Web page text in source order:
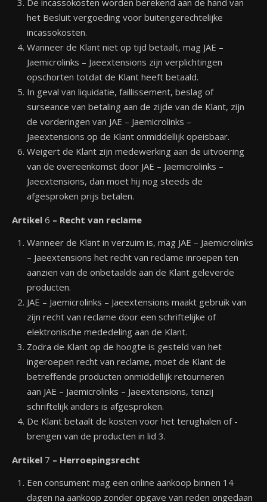
De incassokosten worden berekend aan de hand van
het Besluit vergoeding voor buitengerechtelijke
incassokosten.
Wanneer de Klant niet op tijd betaalt, mag JAE –
Jaemicrolinks – Jaeextensions zijn verplichtingen
opschorten totdat de Klant heeft betaald.
In geval van liquidatie, faillissement, beslag of
surseance van betaling aan de zijde van de Klant, zijn
de vorderingen van JAE – Jaemicrolinks –
Jaeextensions op de Klant onmiddellijk opeisbaar.
Weigert de Klant zijn medewerking aan de uitvoering
van de overeenkomst door JAE – Jaemicrolinks –
Jaeextensions, dan moet hij nog steeds de
afgesproken prijs betalen.
Artikel 6 – Recht van reclame
Wanneer de Klant in verzuim is, mag JAE – Jaemicrolinks
– Jaeextensions het recht van reclame inroepen ten
aanzien van de onbetaalde aan de Klant geleverde
producten.
JAE – Jaemicrolinks – Jaeextensions maakt gebruik van
zijn recht van reclame door een schriftelijke of
elektronische mededeling aan de Klant.
Zodra de Klant op de hoogte is gesteld van het
ingeroepen recht van reclame, moet de Klant de
betreffende producten onmiddellijk retourneren
aan JAE – Jaemicrolinks – Jaeextensions, tenzij
schriftelijk anders is afgesproken.
De Klant betaalt de kosten voor het terughalen of -
brengen van de producten in lid 3.
Artikel 7 – Herroepingsrecht
Een consument mag een online aankoop binnen 14
dagen na aankoop zonder opgave van reden ongedaan